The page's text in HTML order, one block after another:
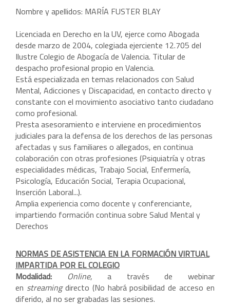
Nombre y apellidos: MARÍA FUSTER BLAY
Licenciada en Derecho en la UV, ejerce como Abogada
desde marzo de 2004, colegiada ejerciente 12.705 del
Ilustre Colegio de Abogacía de Valencia. Titular de
despacho profesional propio en Valencia.
Está especializada en temas relacionados con Salud
Mental, Adicciones y Discapacidad, en contacto directo y
constante con el movimiento asociativo tanto ciudadano
como profesional.
Presta asesoramiento e interviene en procedimientos
judiciales para la defensa de los derechos de las personas
afectadas y sus familiares o allegados, en continua
colaboración con otras profesiones (Psiquiatría y otras
especialidades médicas, Trabajo Social, Enfermería,
Psicología, Educación Social, Terapia Ocupacional,
Inserción Laboral...).
Amplia experiencia como docente y conferenciante,
impartiendo formación continua sobre Salud Mental y
Derechos
NORMAS DE ASISTENCIA EN LA FORMACIÓN VIRTUAL
IMPARTIDA POR EL COLEGIO
Modalidad: Online, a través de webinar
en streamingdirecto (No habrá posibilidad de acceso en
diferido, al no ser grabadas las sesiones.